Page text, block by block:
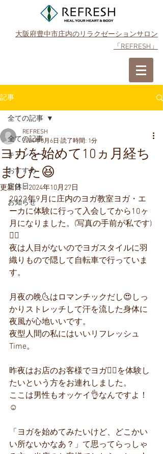
大阪府豊中市庄内のリラクゼーションサロン
「REFRESH」
記事
全ての記事
キャンペーン
おすすめ
定休日
お知らせ
全ての記事
ヨガを始めて10ヵ月経ち
ました😆
REFRESH
2024年8月6日 読了時間: 1分
更新日：2024年10月27日
2023年9月に庄内のヨガ教室ヨガ・エ
ーカに体験に行って入会してから10ヶ
月になりました。(写真の手前が私です)
🧘‍♀️
夜は人目がないのでヨガスタイルに羽
織りもので隠して自転車で行っていま
す。
月夜の晩🌜️はロマンチックだし😍しっ
かりストレッチして汗を流した身体に
夜風が心地いいです。
夜型人間の私にはいいリフレッシュ
Time。
昨夜はお店のお客様でヨガ🧘‍♀️を体験し
たいという方をお連れしました。
ここは男性もオッケイ👌なんですよ！
☺️
「ヨガを始めてみたいけど、どこかい
い所ないかなあ？」て思ってらっしゃ